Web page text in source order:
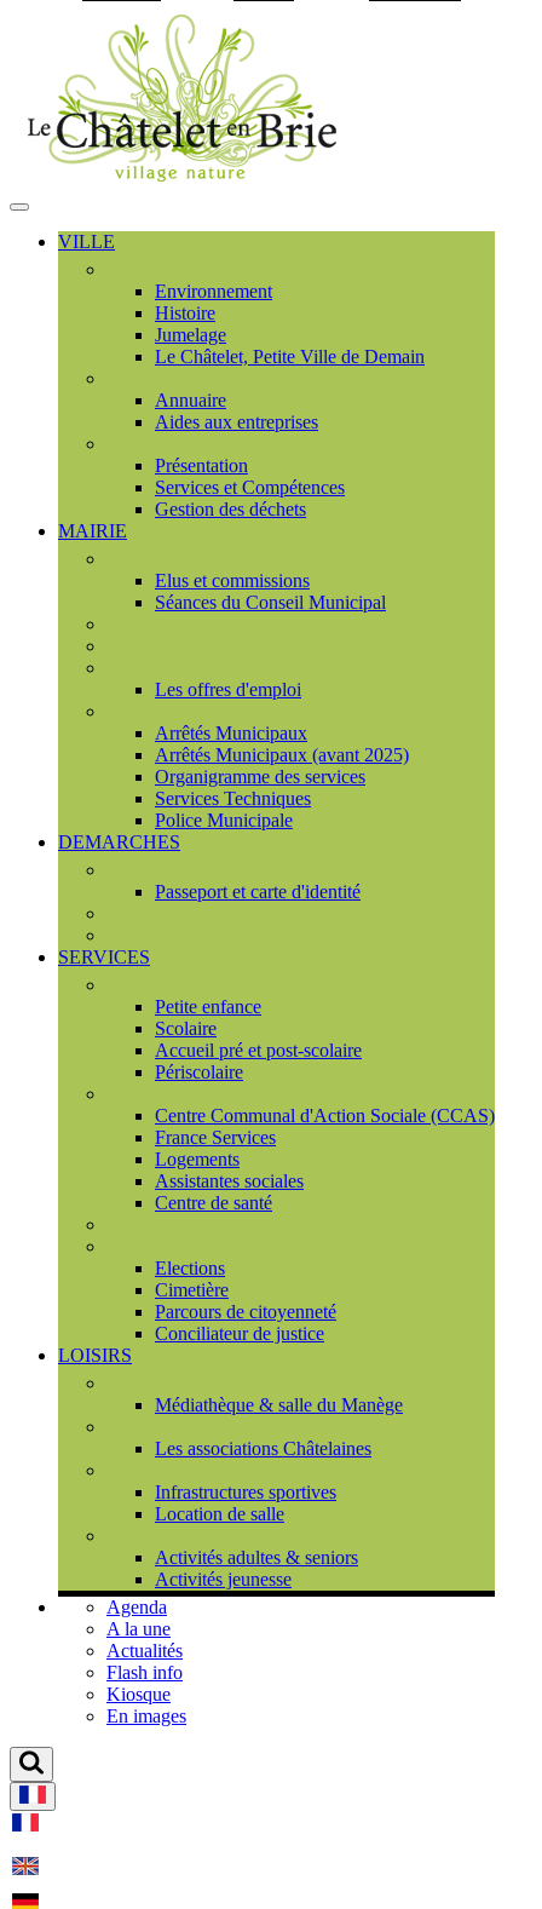
MENU
PRINCIPAL
VILLE
Environnement
Histoire
Jumelage
Le Châtelet, Petite Ville de Demain
Annuaire
Aides aux entreprises
Présentation
Services et Compétences
Gestion des déchets
MAIRIE
Elus et commissions
Séances du Conseil Municipal
Les offres d'emploi
Arrêtés Municipaux
Arrêtés Municipaux (avant 2025)
Organigramme des services
Services Techniques
Police Municipale
DEMARCHES
Passeport et carte d'identité
SERVICES
Petite enfance
Scolaire
Accueil pré et post-scolaire
Périscolaire
Centre Communal d'Action Sociale (CCAS)
France Services
Logements
Assistantes sociales
Centre de santé
Elections
Cimetière
Parcours de citoyenneté
Conciliateur de justice
LOISIRS
Médiathèque & salle du Manège
Les associations Châtelaines
Infrastructures sportives
Location de salle
Activités adultes & seniors
Activités jeunesse
Agenda
A la une
Actualités
Flash info
Kiosque
En images